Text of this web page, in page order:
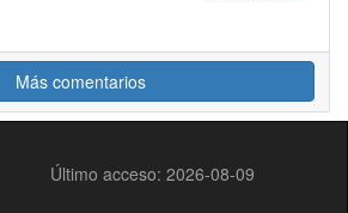
Más comentarios
Último acceso: 2026-08-09